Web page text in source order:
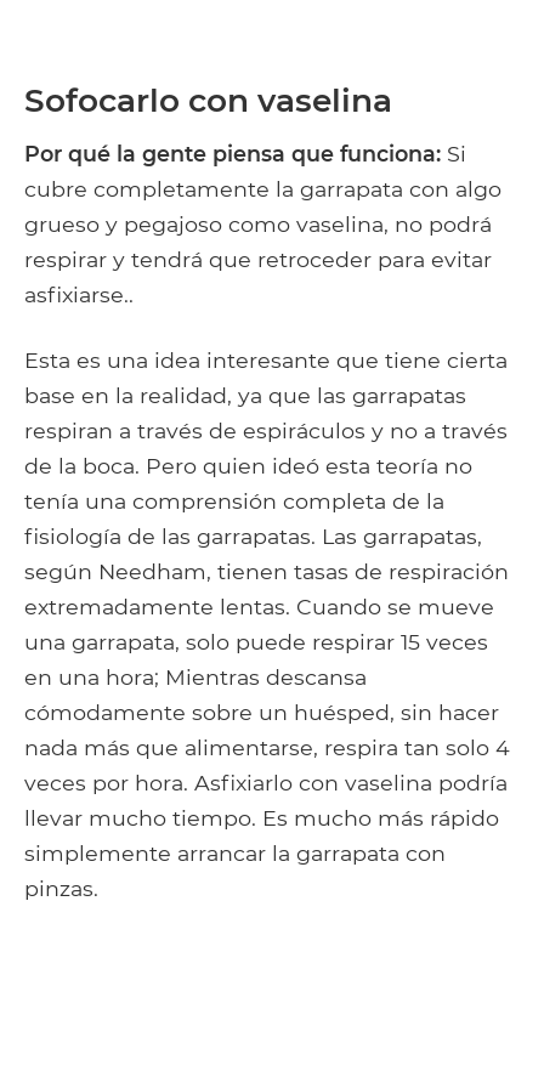
Sofocarlo con vaselina
Por qué la gente piensa que funciona: Si
cubre completamente la garrapata con algo
grueso y pegajoso como vaselina, no podrá
respirar y tendrá que retroceder para evitar
asfixiarse..
Esta es una idea interesante que tiene cierta
base en la realidad, ya que las garrapatas
respiran a través de espiráculos y no a través
de la boca. Pero quien ideó esta teoría no
tenía una comprensión completa de la
fisiología de las garrapatas. Las garrapatas,
según Needham, tienen tasas de respiración
extremadamente lentas. Cuando se mueve
una garrapata, solo puede respirar 15 veces
en una hora; Mientras descansa
cómodamente sobre un huésped, sin hacer
nada más que alimentarse, respira tan solo 4
veces por hora. Asfixiarlo con vaselina podría
llevar mucho tiempo. Es mucho más rápido
simplemente arrancar la garrapata con
pinzas.